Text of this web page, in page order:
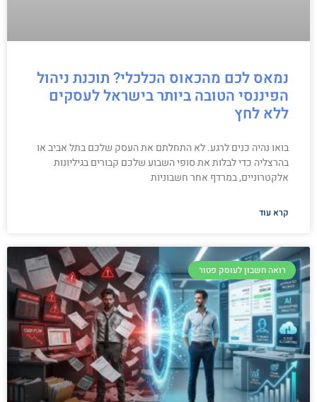
נמאס לכם מהכאוס הכלכלי? תוכנת ניהול
הפיננסי הטובה ביותר בישראל לעסקים
ללא לחץ
בואו נהיה כנים לרגע. לא התחלתם את העסק שלכם בתל אביב או
בהרצליה כדי לבלות את סופי השבוע שלכם קבורים בגיליונות
אלקטרוניים, במרדף אחר חשבוניות
קרא עוד
רואה חשבון לעוסק פטור